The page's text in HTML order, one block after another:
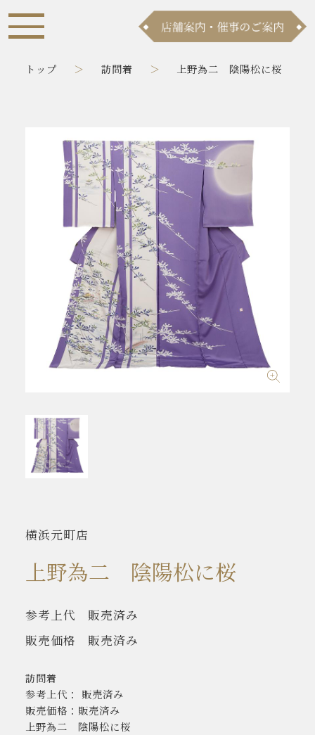
トップ 訪問着 上野為二 陰陽松に桜
横浜元町店
上野為二 陰陽松に桜
参考上代
販売済み
販売価格
販売済み
訪問着
参考上代： 販売済み
販売価格：販売済み
上野為二 陰陽松に桜